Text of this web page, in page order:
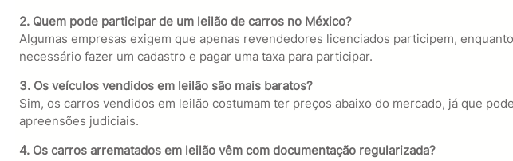
2. Quem pode participar de um leilão de carros no México?
Algumas empresas exigem que apenas revendedores licenciados participem,
necessário fazer um cadastro e pagar uma taxa para participar.
3. Os veículos vendidos em leilão são mais baratos?
Sim, os carros vendidos em leilão costumam ter preços abaixo do mercado, já que
apreensões judiciais.
4. Os carros arrematados em leilão vêm com documentação regularizada?